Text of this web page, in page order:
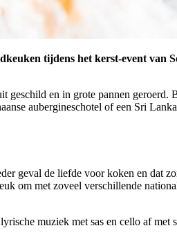
tijdens het kerst-event van
geschild en in grote pannen geroerd.
aubergineschotel of een Sri
geval de liefde voor koken en dat
om met zoveel verschillende
muziek met sas en cello af met